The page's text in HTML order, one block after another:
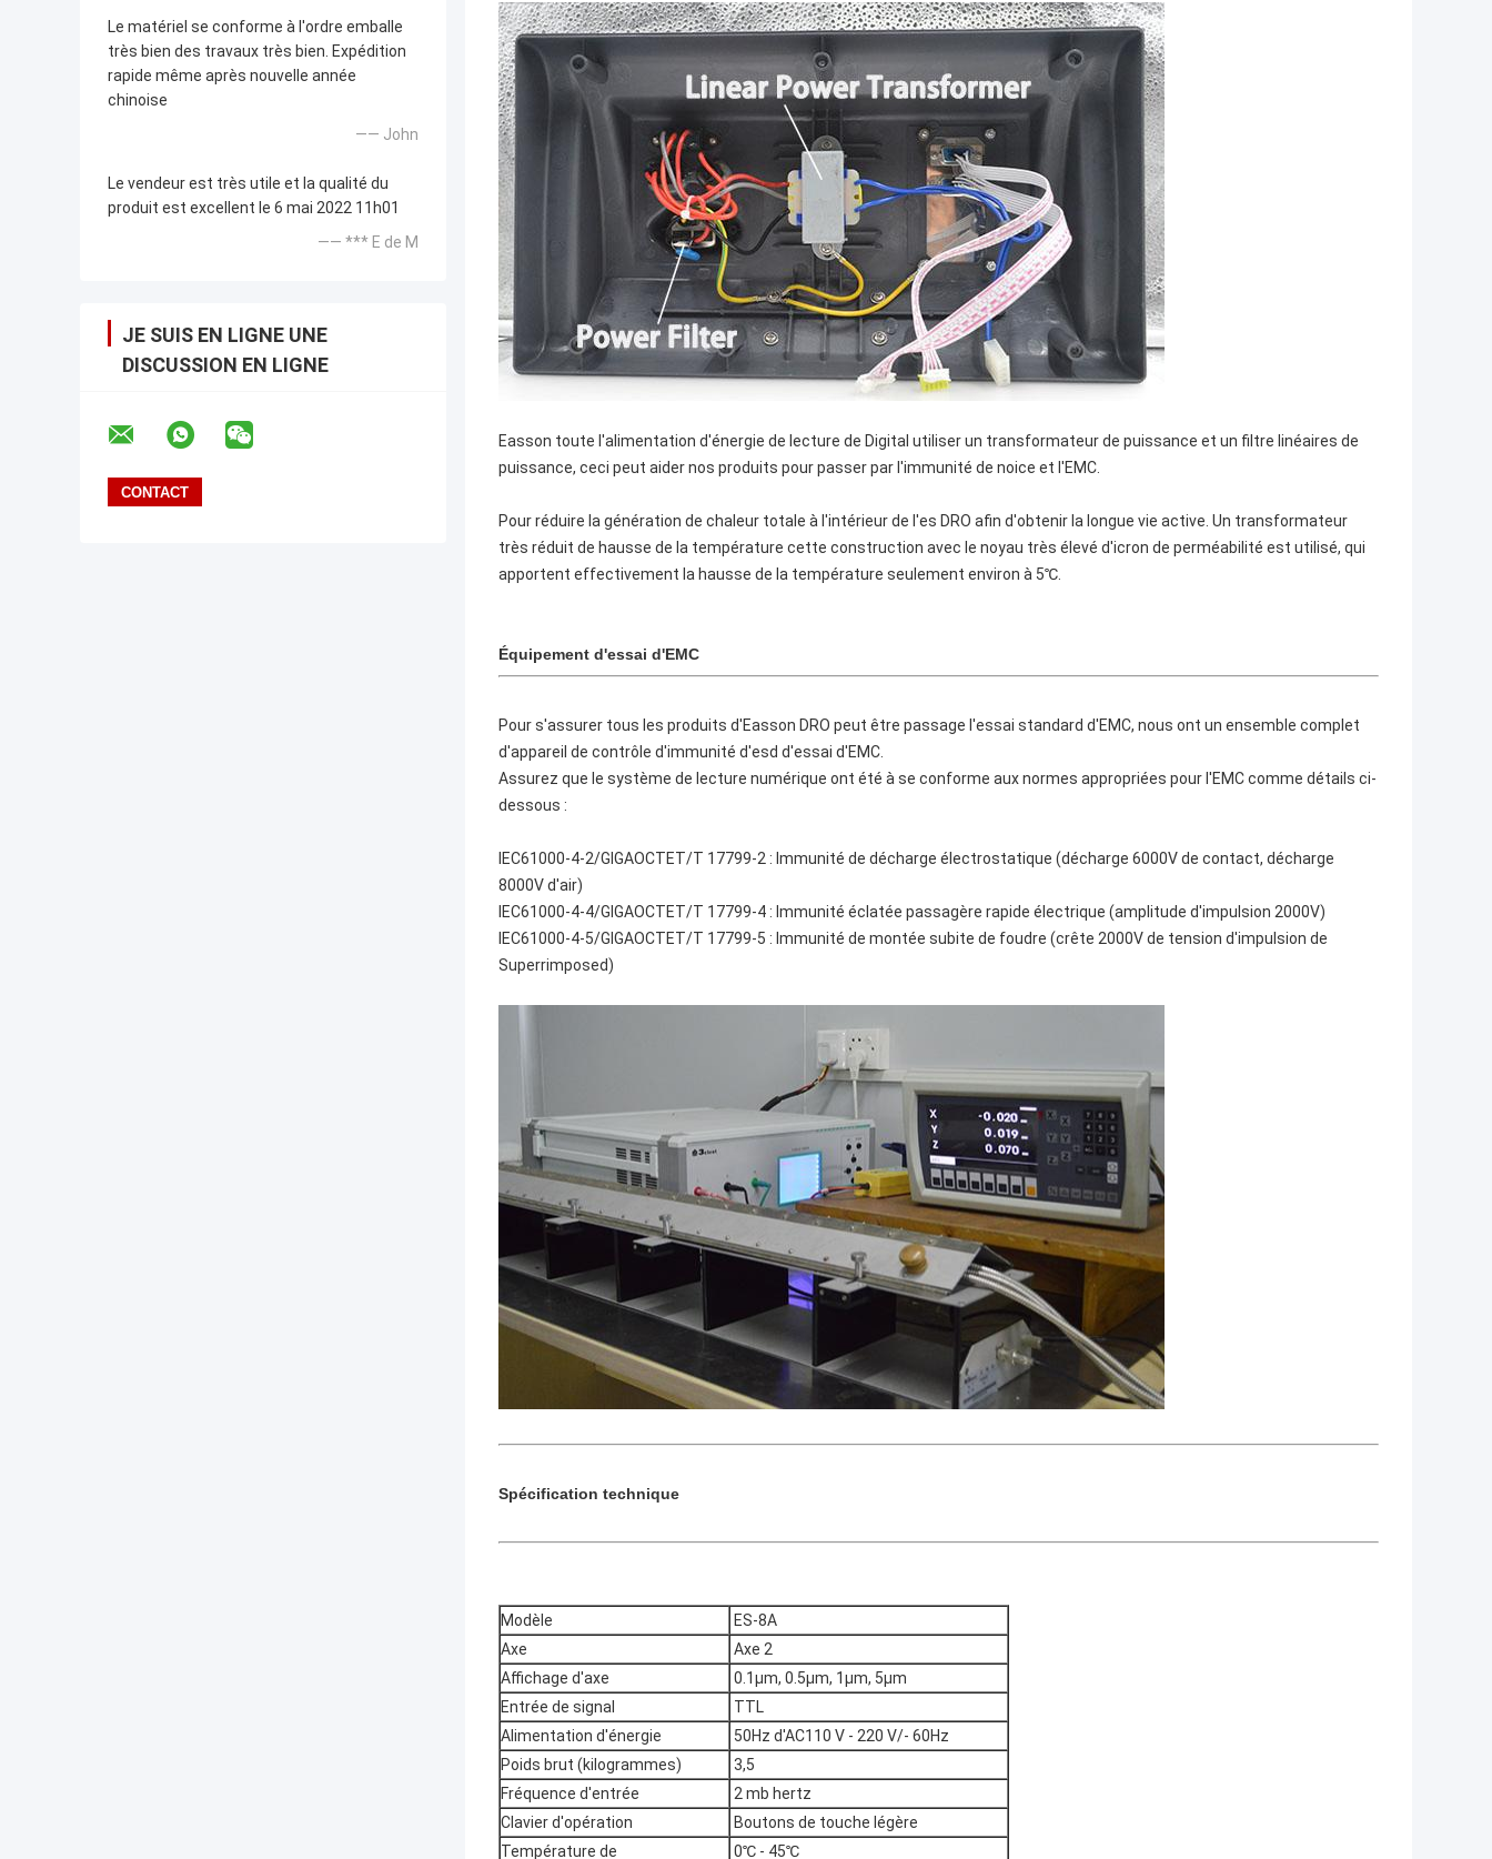
Le matériel se conforme à l'ordre emballe
très bien des travaux très bien. Expédition
rapide même après nouvelle année
chinoise
—— John
Le vendeur est très utile et la qualité du
produit est excellent le 6 mai 2022 11h01
—— *** E de M
JE SUIS EN LIGNE UNE
DISCUSSION EN LIGNE
Easson toute l'alimentation d'énergie de lecture de Digital utiliser un transformateur de puissance et un filtre linéaires de
puissance, ceci peut aider nos produits pour passer par l'immunité de noice et l'EMC.
Pour réduire la génération de chaleur totale à l'intérieur de l'es DRO afin d'obtenir la longue vie active. Un transformateur
très réduit de hausse de la température cette construction avec le noyau très élevé d'icron de perméabilité est utilisé, qui
apportent effectivement la hausse de la température seulement environ à 5℃.
Équipement d'essai d'EMC
Pour s'assurer tous les produits d'Easson DRO peut être passage l'essai standard d'EMC, nous ont un ensemble complet
d'appareil de contrôle d'immunité d'esd d'essai d'EMC.
Assurez que le système de lecture numérique ont été à se conforme aux normes appropriées pour l'EMC comme détails ci-
dessous :
IEC61000-4-2/GIGAOCTET/T 17799-2 : Immunité de décharge électrostatique (décharge 6000V de contact, décharge
8000V d'air)
IEC61000-4-4/GIGAOCTET/T 17799-4 : Immunité éclatée passagère rapide électrique (amplitude d'impulsion 2000V)
IEC61000-4-5/GIGAOCTET/T 17799-5 : Immunité de montée subite de foudre (crête 2000V de tension d'impulsion de
Superrimposed)
Spécification technique
Modèle
ES-8A
Axe
Axe 2
Affichage d'axe
0.1μm, 0.5μm, 1μm, 5μm
Entrée de signal
TTL
Alimentation d'énergie
50Hz d'AC110 V - 220 V/- 60Hz
Poids brut (kilogrammes)
3,5
Fréquence d'entrée
2 mb hertz
Clavier d'opération
Boutons de touche légère
Température de
0℃ - 45℃